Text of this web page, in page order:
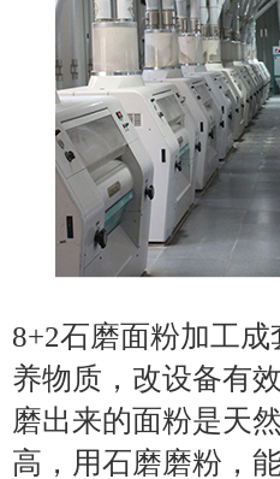
8+2石磨面粉加工
养物质，改设备有
磨出来的面粉是天
高，用石磨磨粉，